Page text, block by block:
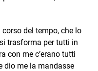
del tempo, che lo
trasforma per tutti in
con me c’erano tutti
dio me la mandasse